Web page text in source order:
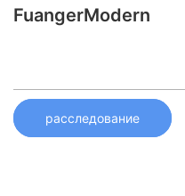
FuangerModern
расследование